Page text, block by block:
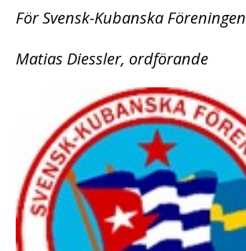
För Svensk-Kubanska Föreningen
Matias Diessler, ordförande